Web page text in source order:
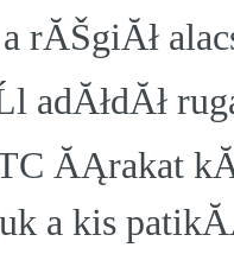
rĂŠgiĂł
adĂłdĂł
ĂĄrakat
a kis